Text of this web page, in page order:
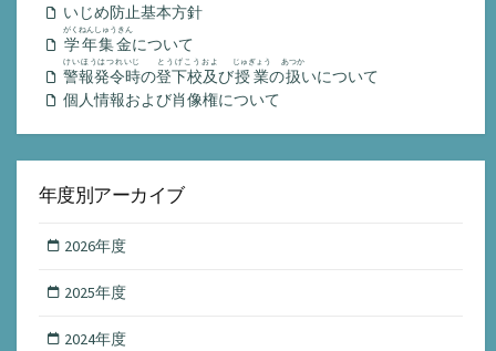
いじめ防止基本方針
学年集金
がくねんしゅうきん
について
警報発令時
けいほうはつれいじ
の登下校及
とうげこうおよ
び授業
じゅぎょう
の扱
あつか
いについて
個人情報および肖像権について
年度別アーカイブ
2026年度
2025年度
2024年度